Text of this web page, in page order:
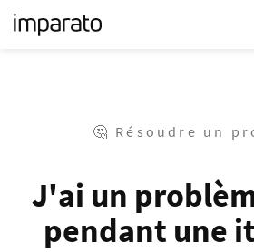
🤔 Résoudre un
J'ai un
pendant une